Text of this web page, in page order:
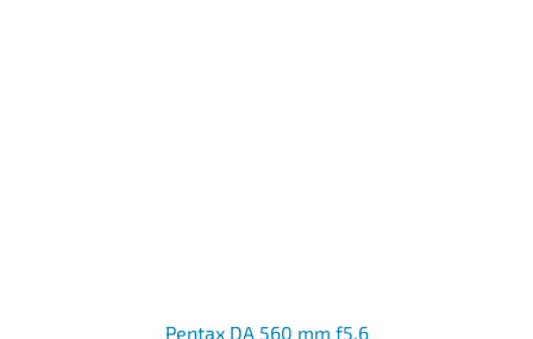
Pentax DA 560 mm f5.6